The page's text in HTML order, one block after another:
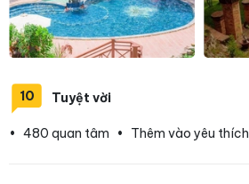
10 Tuyệt vời
• 480 quan tâm • Thêm vào yêu thích